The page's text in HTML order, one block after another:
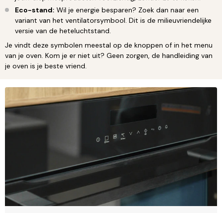
Eco-stand: Wil je energie besparen? Zoek dan naar een
variant van het ventilatorsymbool. Dit is de milieuvriendelijke
versie van de heteluchtstand.
Je vindt deze symbolen meestal op de knoppen of in het menu
van je oven. Kom je er niet uit? Geen zorgen, de handleiding van
je oven is je beste vriend.